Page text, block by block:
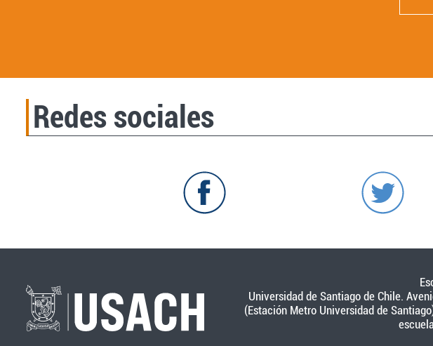
Redes sociales
Universidad de Santiago de Chile.
(Estación Metro Universidad de